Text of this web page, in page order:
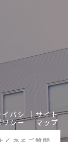
イバシ
リシー
｜サイト
マップ